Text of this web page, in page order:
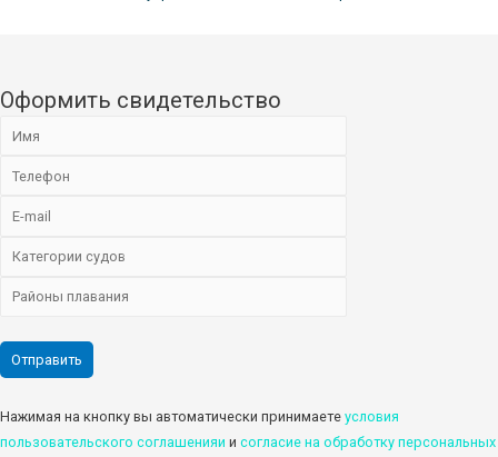
Оформить свидетельство
Нажимая на кнопку вы автоматически принимаете условия
пользовательского соглашенияи и cогласие на обработку персональных